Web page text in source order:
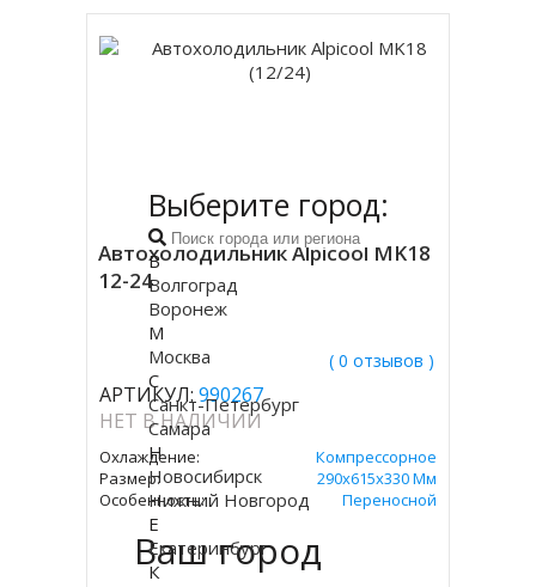
Автохолодильник Alpicool MK18
12-24
( 0 отзывов )
АРТИКУЛ: 990267
НЕТ В НАЛИЧИИ
Охлаждение:
Компрессорное
Размер:
290х615х330 Мм
Особенность:
Переносной
Ваш город
Выберите город:
В
Волгоград
Воронеж
М
Москва
С
Санкт-Петербург
Самара
Н
Новосибирск
Нижний Новгород
Е
Екатеринбург
К